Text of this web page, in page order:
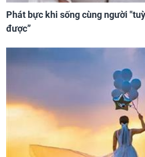
Phát bực khi sống cùng người
được”